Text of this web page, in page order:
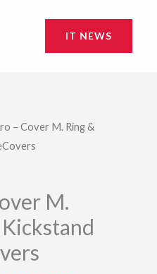
IT NEWS
– Cover M. Ring &
M.